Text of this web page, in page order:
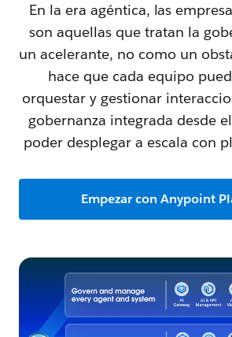
En la era agéntica, las
son aquellas que tratan la
un acelerante, no como un
hace que cada equipo
orquestar y gestionar
gobernanza integrada desde
poder desplegar a escala con
Empezar con Anypoint